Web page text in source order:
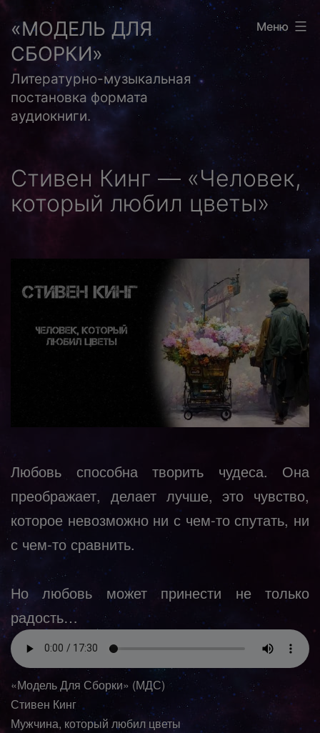
Перейти
содержимому
«МОДЕЛЬ ДЛЯ
СБОРКИ»
Литературно-музыкальная
постановка формата
аудиокниги.
Меню
Стивен Кинг — «Человек,
который любил цветы»
Любовь способна творить чудеса. Она
преображает, делает лучше, это чувство,
которое невозможно ни с чем-то спутать, ни
с чем-то сравнить.
Но любовь может принести не только
радость…
«Модель Для Сборки» (МДС)
Стивен Кинг
Мужчина, который любил цветы